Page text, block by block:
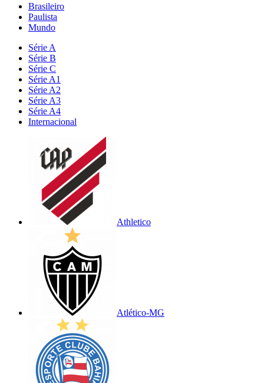
Brasileiro
Paulista
Mundo
Série A
Série B
Série C
Série A1
Série A2
Série A3
Série A4
Internacional
Athletico
Atlético-MG